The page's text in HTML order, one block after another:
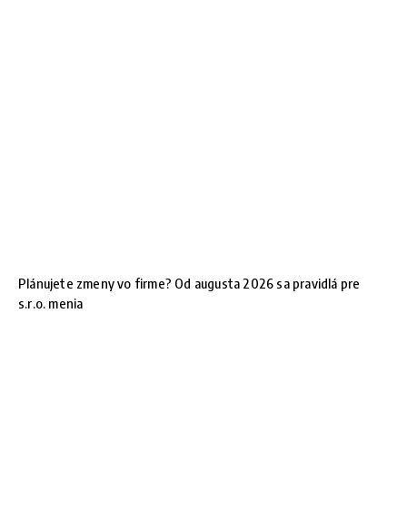
Plánujete zmeny vo firme? Od augusta 2026 sa pravidlá pre
s.r.o. menia